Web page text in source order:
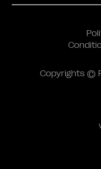
Copyrights ©